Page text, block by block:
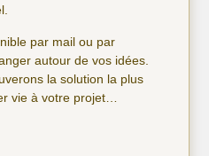
par mail ou par
autour de vos idées.
la solution la plus
vie à votre projet…